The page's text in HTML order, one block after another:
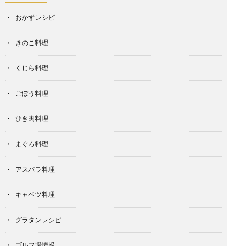
おかずレシピ
きのこ料理
くじら料理
ごぼう料理
ひき肉料理
まぐろ料理
アスパラ料理
キャベツ料理
グラタンレシピ